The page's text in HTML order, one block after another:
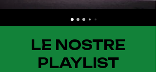
LE NOSTRE
PLAYLIST